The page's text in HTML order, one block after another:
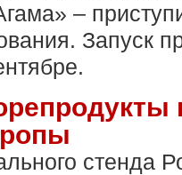
–
Запуск
стенда